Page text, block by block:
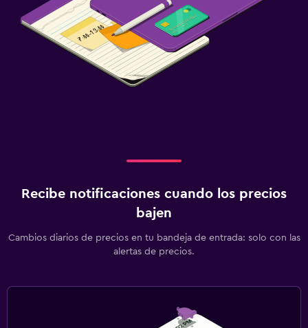
Recibe notificaciones cuando los precios
bajen
Cambios diarios de precios en tu bandeja de entrada: solo con las
alertas de precios.